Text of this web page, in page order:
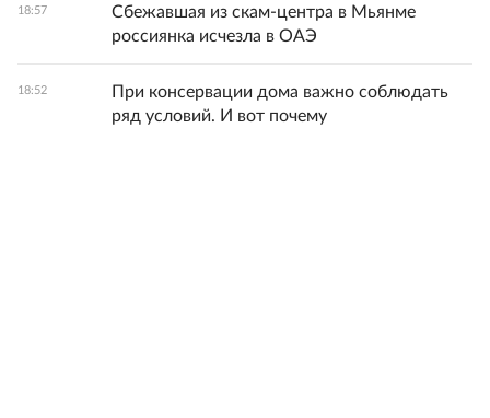
18:57
Сбежавшая из скам-центра в Мьянме
россиянка исчезла в ОАЭ
18:52
При консервации дома важно соблюдать
ряд условий. И вот почему